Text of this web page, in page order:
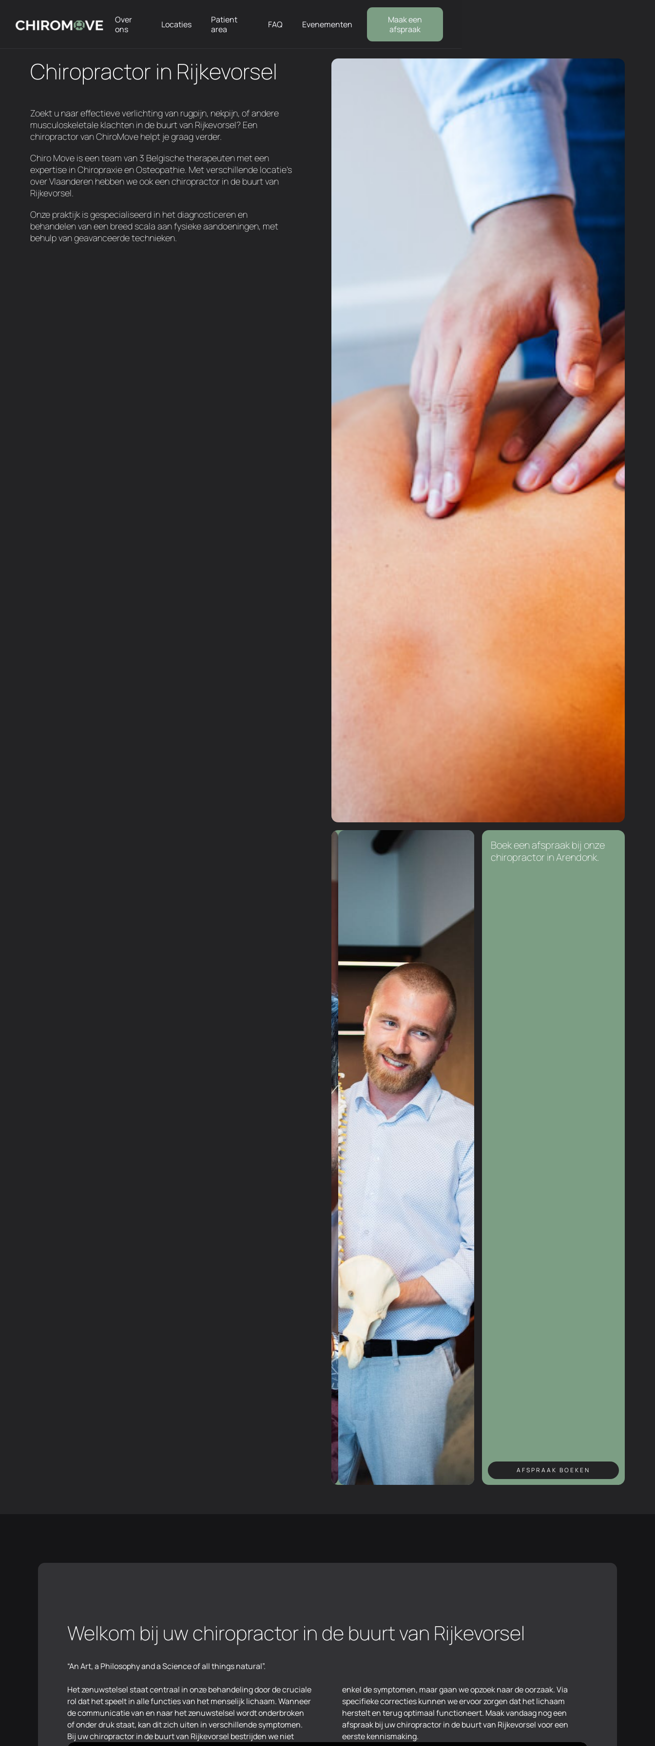
Over
ons
Locaties
Patient
area
FAQ Evenementen
Maak een
afspraak
Chiropractor in Rijkevorsel
Zoekt u naar effectieve verlichting van rugpijn, nekpijn, of andere
musculoskeletale klachten in de buurt van Rijkevorsel? Een
chiropractor van ChiroMove helpt je graag verder.
Chiro Move is een team van 3 Belgische therapeuten met een
expertise in Chiropraxie en Osteopathie. Met verschillende locatie's
over Vlaanderen hebben we ook een chiropractor in de buurt van
Rijkevorsel.
Onze praktijk is gespecialiseerd in het diagnosticeren en
behandelen van een breed scala aan fysieke aandoeningen, met
behulp van geavanceerde technieken.
Boek een afspraak bij onze
chiropractor in Arendonk.
AFSPRAAK BOEKEN
Welkom bij uw chiropractor in de buurt van Rijkevorsel
“An Art, a Philosophy and a Science of all things natural”.
Het zenuwstelsel staat centraal in onze behandeling door de cruciale
rol dat het speelt in alle functies van het menselijk lichaam. Wanneer
de communicatie van en naar het zenuwstelsel wordt onderbroken
of onder druk staat, kan dit zich uiten in verschillende symptomen.
Bij uw chiropractor in de buurt van Rijkevorsel bestrijden we niet
enkel de symptomen, maar gaan we opzoek naar de oorzaak. Via
specifieke correcties kunnen we ervoor zorgen dat het lichaam
herstelt en terug optimaal functioneert. Maak vandaag nog een
afspraak bij uw chiropractor in de buurt van Rijkevorsel voor een
eerste kennismaking.